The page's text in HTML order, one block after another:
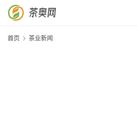
首页 茶业新闻